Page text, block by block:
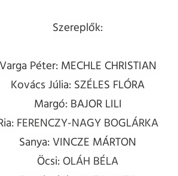
Szereplők:
Varga Péter: MECHLE CHRISTIAN
Kovács Júlia: SZÉLES FLÓRA
Margó: BAJOR LILI
FERENCZY-NAGY BOGLÁRKA
Sanya: VINCZE MÁRTON
Öcsi:OLÁH BÉLA